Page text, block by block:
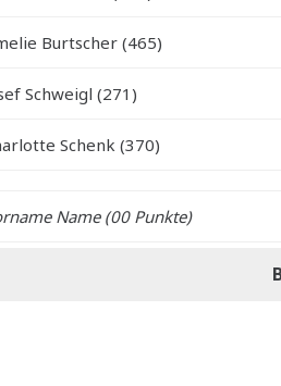
Burtscher (465)
Schweigl (271)
Schenk (370)
Name (00 Punkte)